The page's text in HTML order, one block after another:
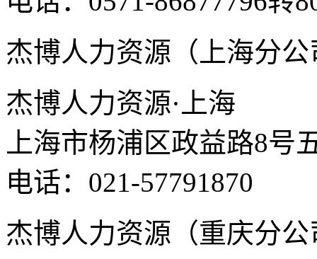
杰博人力资源（上海分公
杰博人力资源·上海
上海市杨浦区政益路8号
电话：021-57791870
杰博人力资源（重庆分公